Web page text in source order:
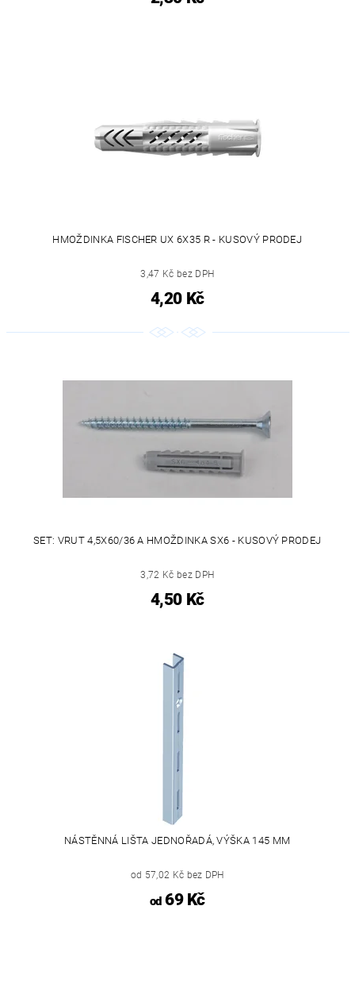
HMOŽDINKA FISCHER UX 6X35 R - KUSOVÝ PRODEJ
3,47 Kč bez DPH
4,20 Kč
SET: VRUT 4,5X60/36 A HMOŽDINKA SX6 - KUSOVÝ PRODEJ
3,72 Kč bez DPH
4,50 Kč
NÁSTĚNNÁ LIŠTA JEDNOŘADÁ, VÝŠKA 145 MM
od 57,02 Kč bez DPH
od69 Kč